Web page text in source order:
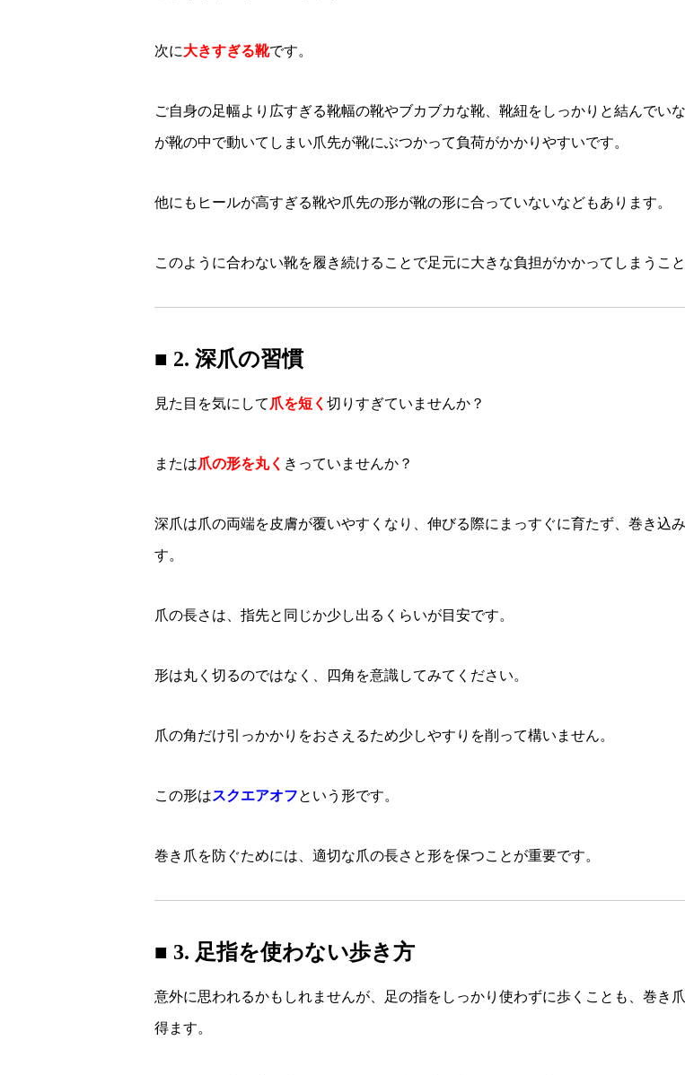
次に大きすぎる靴です。
ご自身の足幅より広すぎる靴幅の靴やブカブカな靴、靴紐をしっかりと結んでい
が靴の中で動いてしまい爪先が靴にぶつかって負荷がかかりやすいです。
他にもヒールが高すぎる靴や爪先の形が靴の形に合っていないなどもあります。
このように合わない靴を履き続けることで足元に大きな負担がかかってしまうこと
■ 2. 深爪の習慣
見た目を気にして 爪を短く 切りすぎていませんか？
または爪の形を丸く きっていませんか？
深爪は爪の両端を皮膚が覆いやすくなり、伸びる際にまっすぐに育たず、巻き込
す。
爪の長さは、指先と同じか少し出るくらいが目安です。
形は丸く切るのではなく、四角を意識してみてください。
爪の角だけ引っかかりをおさえるため少しやすりを削って構いません。
この形はスクエアオフという形です。
巻き爪を防ぐためには、適切な爪の長さと形を保つことが重要です。
■ 3. 足指を使わない歩き方
意外に思われるかもしれませんが、足の指をしっかり使わずに歩くことも、巻き
得ます。